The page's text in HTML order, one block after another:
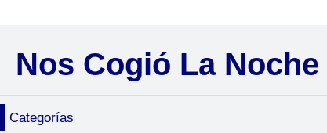
Nos Cogió La Noche
Categorías